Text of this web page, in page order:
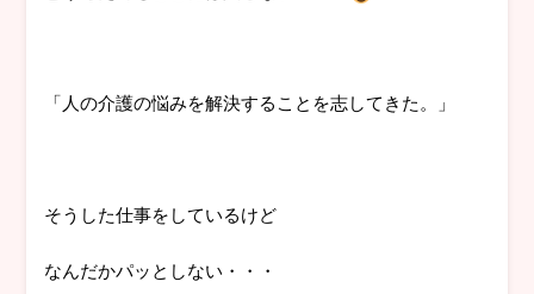
「人の介護の悩みを解決することを志してきた。」
そうした仕事をしているけど
なんだかパッとしない・・・